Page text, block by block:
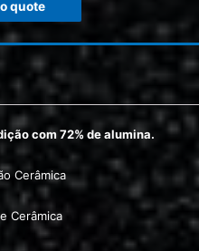
quote
com 72% de alumina.
Cerâmica
Cerâmica